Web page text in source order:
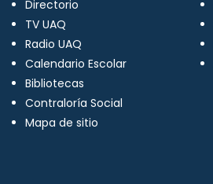
Directorio
TV UAQ
Radio UAQ
Calendario Escolar
Bibliotecas
Contraloría Social
Mapa de sitio